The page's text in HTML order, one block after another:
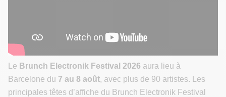
Le Brunch Electronik Festival 2026 aura lieu à
Barcelone du 7 au 8 août, avec plus de 90 artistes. Les
principales têtes d’affiche du Brunch Electronik Festival